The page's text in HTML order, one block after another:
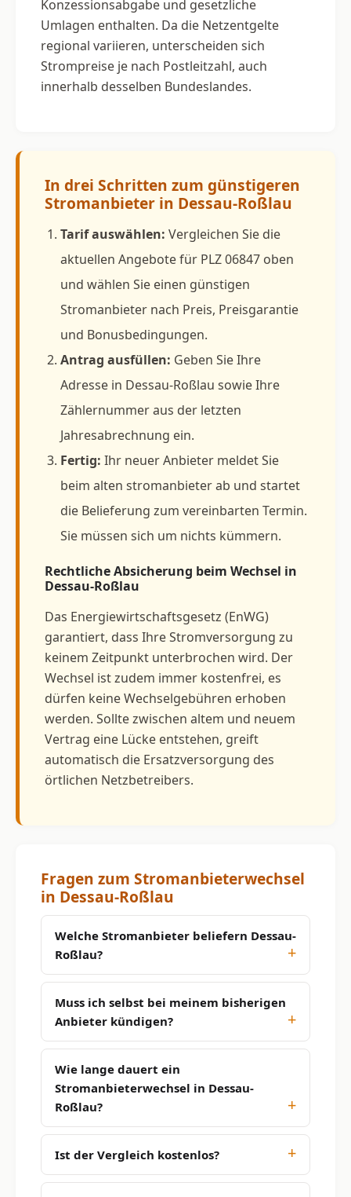
Konzessionsabgabe und gesetzliche
Umlagen enthalten. Da die Netzentgelte
regional variieren, unterscheiden sich
Strompreise je nach Postleitzahl, auch
innerhalb desselben Bundeslandes.
In drei Schritten zum günstigeren
Stromanbieter in Dessau-Roßlau
Tarif auswählen: Vergleichen Sie die
aktuellen Angebote für PLZ 06847 oben
und wählen Sie einen günstigen
Stromanbieter nach Preis, Preisgarantie
und Bonusbedingungen.
Antrag ausfüllen: Geben Sie Ihre
Adresse in Dessau-Roßlau sowie Ihre
Zählernummer aus der letzten
Jahresabrechnung ein.
Fertig: Ihr neuer Anbieter meldet Sie
beim alten stromanbieter ab und startet
die Belieferung zum vereinbarten Termin.
Sie müssen sich um nichts kümmern.
Rechtliche Absicherung beim Wechsel in
Dessau-Roßlau
Das Energiewirtschaftsgesetz (EnWG)
garantiert, dass Ihre Stromversorgung zu
keinem Zeitpunkt unterbrochen wird. Der
Wechsel ist zudem immer kostenfrei, es
dürfen keine Wechselgebühren erhoben
werden. Sollte zwischen altem und neuem
Vertrag eine Lücke entstehen, greift
automatisch die Ersatzversorgung des
örtlichen Netzbetreibers.
Fragen zum Stromanbieterwechsel
in Dessau-Roßlau
Welche Stromanbieter beliefern Dessau-
Roßlau?
Muss ich selbst bei meinem bisherigen
Anbieter kündigen?
Wie lange dauert ein
Stromanbieterwechsel in Dessau-
Roßlau?
Ist der Vergleich kostenlos?